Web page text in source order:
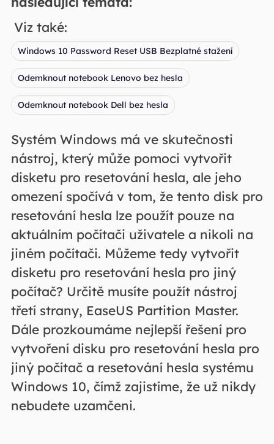
Viz také:
Windows 10 Password Reset USB Bezplatné stažení
Odemknout notebook Lenovo bez hesla
Odemknout notebook Dell bez hesla
Systém Windows má ve skutečnosti
nástroj, který může pomoci vytvořit
disketu pro resetování hesla, ale jeho
omezení spočívá v tom, že tento disk pro
resetování hesla lze použít pouze na
aktuálním počítači uživatele a nikoli na
jiném počítači. Můžeme tedy vytvořit
disketu pro resetování hesla pro jiný
počítač? Určitě musíte použít nástroj
třetí strany, EaseUS Partition Master.
Dále prozkoumáme nejlepší řešení pro
vytvoření disku pro resetování hesla pro
jiný počítač a resetování hesla systému
Windows 10, čímž zajistíme, že už nikdy
nebudete uzamčeni.